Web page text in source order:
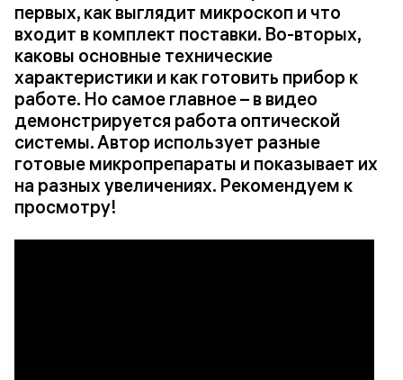
первых, как выглядит микроскоп и что
входит в комплект поставки. Во-вторых,
каковы основные технические
характеристики и как готовить прибор к
работе. Но самое главное – в видео
демонстрируется работа оптической
системы. Автор использует разные
готовые микропрепараты и показывает их
на разных увеличениях. Рекомендуем к
просмотру!